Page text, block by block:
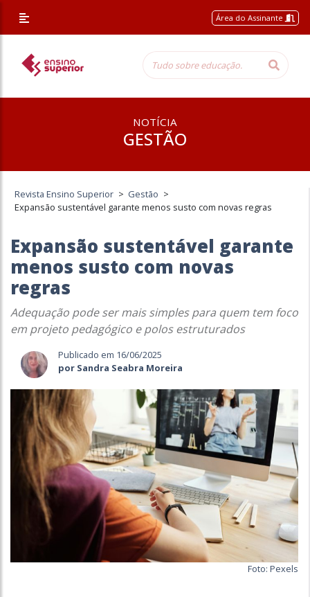
Área do Assinante
NOTÍCIA
GESTÃO
Revista Ensino Superior > Gestão >
Expansão sustentável garante menos susto com novas regras
Expansão sustentável garante
menos susto com novas
regras
Adequação pode ser mais simples para quem tem foco
em projeto pedagógico e polos estruturados
Publicado em 16/06/2025
por Sandra Seabra Moreira
Foto: Pexels